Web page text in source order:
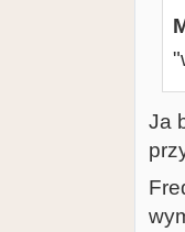
Ja